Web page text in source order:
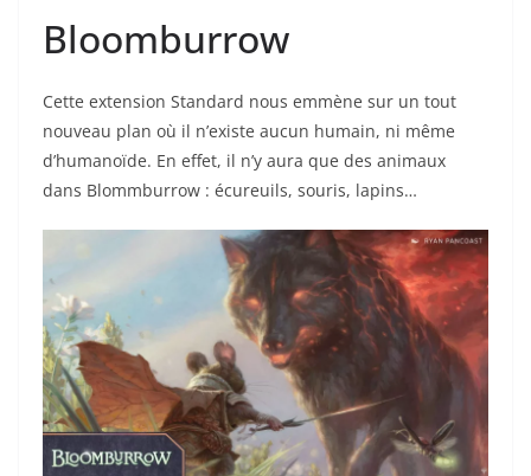
Bloomburrow
Cette extension Standard nous emmène sur un tout
nouveau plan où il n’existe aucun humain, ni même
d’humanoïde. En effet, il n’y aura que des animaux
dans Blommburrow : écureuils, souris, lapins…